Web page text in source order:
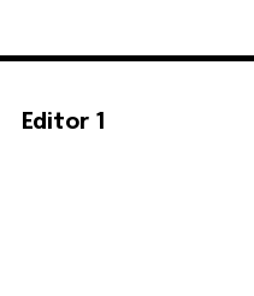
Editor 1